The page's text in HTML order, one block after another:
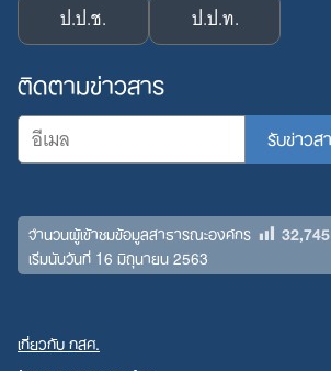
ป.ป.ช. ป.ป.ท.
ติดตามข่าวสาร
จำนวนผู้เข้าชมข้อมูลสาธารณะองค์กร 32,745
เริ่มนับวันที่ 16 มิถุนายน 2563
เกี่ยวกับ กสศ.